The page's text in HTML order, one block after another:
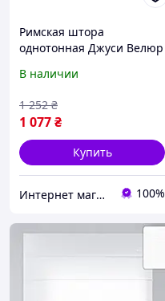
Римская штора
однотонная Джуси Велюр
шторы на кухню
В наличии
1 077₴
1 252 ₴
Купить
Интернет магазин штор Танова 100%